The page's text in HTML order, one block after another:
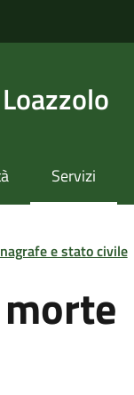
Servizi
e stato civile